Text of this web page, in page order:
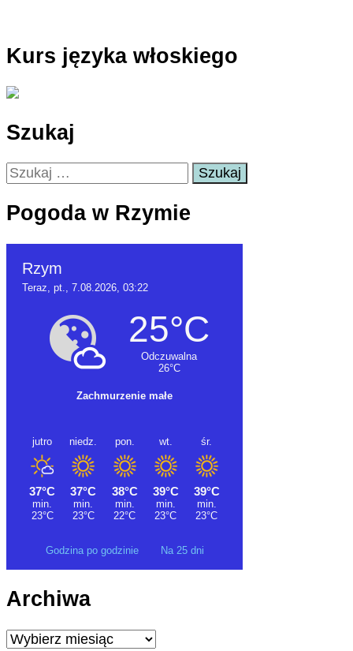
Kurs języka włoskiego
Szukaj
Szukaj:
Pogoda w Rzymie
Godzina po godzinie Na 25 dni
Archiwa
Archiwa